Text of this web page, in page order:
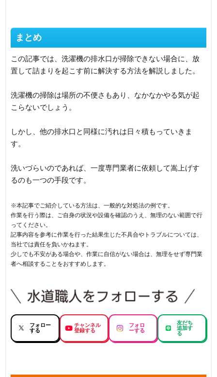
まとめ
この記事では、洗濯機の排水口が掃除できない場合に、放
置して詰まりを起こす前に解決する方法を解説しました。
洗濯機の掃除は場所の不便さもあり、なかなかやる気が起
こらないでしょう。
しかし、他の排水口と同様に汚れは日々積もっていきま
す。
洗いづらいのであれば、一度専門業者に依頼して嵩上げす
るのも一つの手段です。
※本記事でご紹介している方法は、一般的な対処法の例です。
作業を行う際は、ご自身の状況や設備を確認のうえ、無理のない範囲で行
ってください。
記事内容を参考に作業を行った結果生じた不具合やトラブルについては、
当社では責任を負いかねます。
少しでも不安がある場合や、作業に自信がない場合は、無理をせず専門業
者へ相談することをおすすめします。
フォロー
する
チャンネル
登録する
フォロ
ーする
友だち
追加す
る